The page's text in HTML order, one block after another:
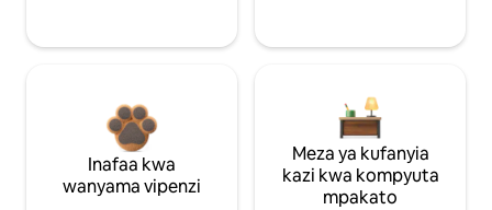
Inafaa kwa
wanyama vipenzi
Meza ya kufanyia
kazi kwa kompyuta
mpakato